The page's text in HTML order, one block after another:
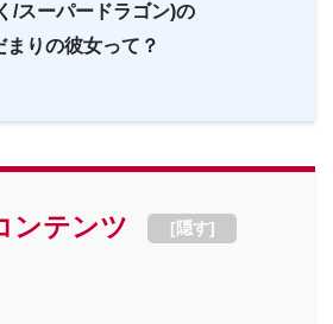
/スーパードラゴン)の
まりの彼女って？
ンテンツ [隠す]